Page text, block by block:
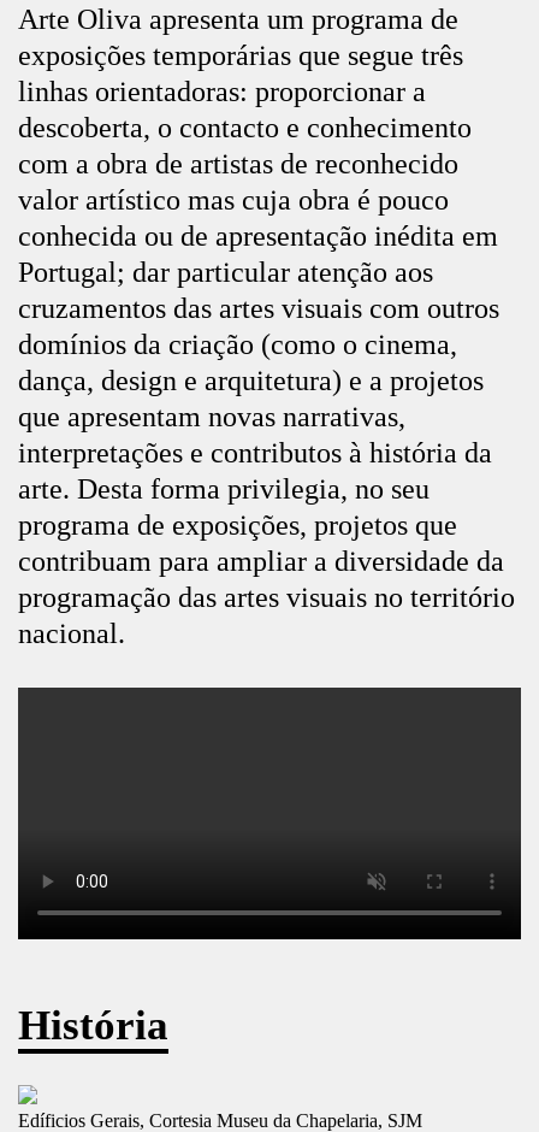
Arte Oliva apresenta um programa de
exposições temporárias que segue três
linhas orientadoras: proporcionar a
descoberta, o contacto e conhecimento
com a obra de artistas de reconhecido
valor artístico mas cuja obra é pouco
conhecida ou de apresentação inédita em
Portugal; dar particular atenção aos
cruzamentos das artes visuais com outros
domínios da criação (como o cinema,
dança, design e arquitetura) e a projetos
que apresentam novas narrativas,
interpretações e contributos à história da
arte. Desta forma privilegia, no seu
programa de exposições, projetos que
contribuam para ampliar a diversidade da
programação das artes visuais no território
nacional.
História
Edíficios Gerais, Cortesia Museu da Chapelaria, SJM